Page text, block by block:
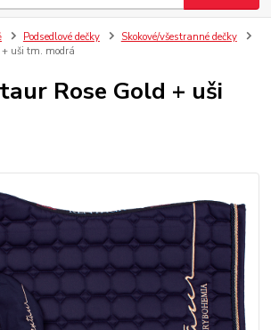
Podsedlové dečky
Skokové/všestranné dečky
+ uši tm. modrá
Rose Gold + uši